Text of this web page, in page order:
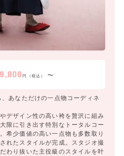
円（税込） 〜
あなただけの一点物コーディネ
デザイン性の高い袴を贅沢に組み
限に引き出す特別なトータルコー
希少価値の高い一点物も多数取り
れたスタイルが完成。スタジオ撮
わり抜いた主役級のスタイルを叶